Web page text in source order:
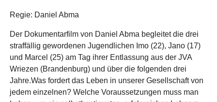
Regie: Daniel Abma
Der Dokumentarfilm von Daniel Abma begleitet die drei
straffällig gewordenen Jugendlichen Imo (22), Jano (17)
und Marcel (25) am Tag ihrer Entlassung aus der JVA
Wriezen (Brandenburg) und über die folgenden drei
Jahre.Was fordert das Leben in unserer Gesellschaft von
jedem einzelnen? Welche Voraussetzungen muss man